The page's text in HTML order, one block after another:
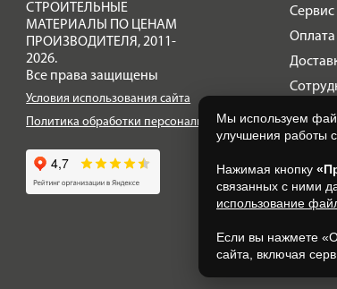
Сервис
Оплата
СТРОИТЕЛЬНЫЕ
МАТЕРИАЛЫ ПО ЦЕНАМ
ПРОИЗВОДИТЕЛЯ,2011-
2026.
Все права защищены
Условия использования сайта
Политика обработки персональных данных
Мы используем
улучшения работы
Нажимая кнопку
связанных с ними
использование
Если вы нажмете
сайта, включая